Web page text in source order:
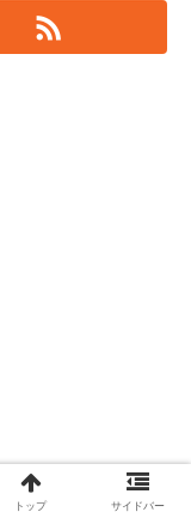
トップ サイドバー